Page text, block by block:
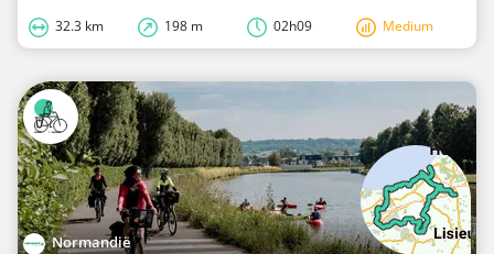
32.3 km 198 m 02h09 Medium
Normandië